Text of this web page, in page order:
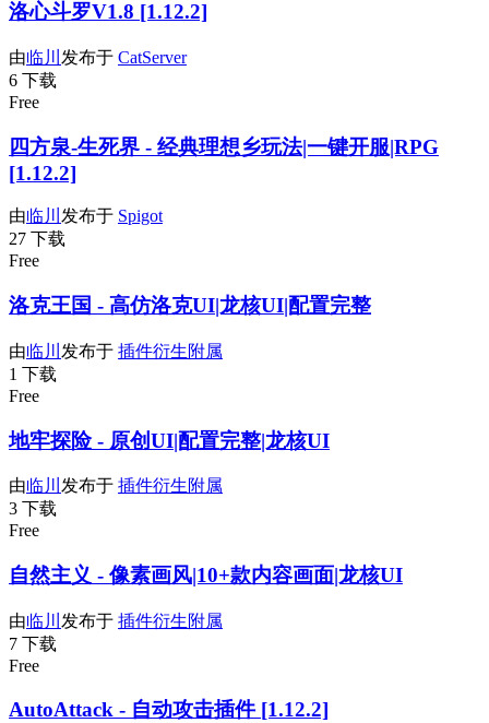
洛心斗罗V1.8 [1.12.2]
由临川 发布于 CatServer
6 下载
Free
四方泉-生死界 - 经典理想乡玩法|一键开服|RPG
[1.12.2]
由临川 发布于 Spigot
27 下载
Free
洛克王国 - 高仿洛克UI|龙核UI|配置完整
由临川 发布于 插件衍生附属
1 下载
Free
地牢探险 - 原创UI|配置完整|龙核UI
由临川 发布于 插件衍生附属
3 下载
Free
自然主义 - 像素画风|10+款内容画面|龙核UI
由临川 发布于 插件衍生附属
7 下载
Free
AutoAttack - 自动攻击插件 [1.12.2]